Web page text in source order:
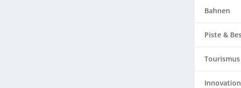
Bahnen
Piste &
Tourismus